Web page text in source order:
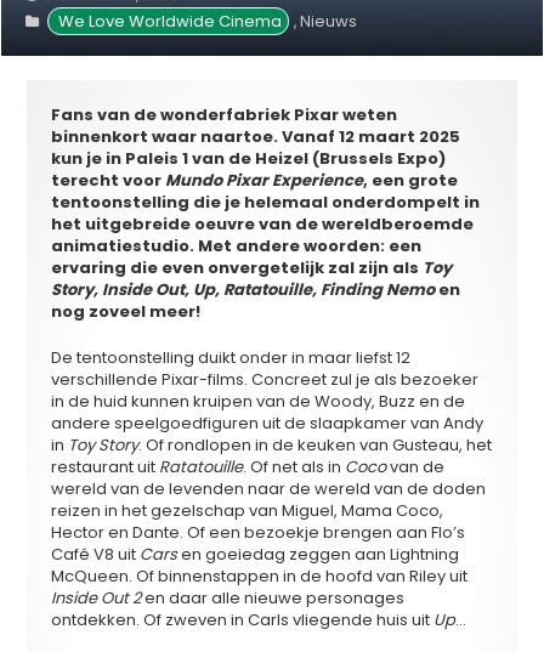
We Love Worldwide Cinema ,Nieuws
Fans van de wonderfabriek Pixar weten
binnenkort waar naartoe. Vanaf 12 maart 2025
kun je in Paleis 1 van de Heizel (Brussels Expo)
terecht voor Mundo Pixar Experience, een grote
tentoonstelling die je helemaal onderdompelt in
het uitgebreide oeuvre van de wereldberoemde
animatiestudio. Met andere woorden: een
ervaring die even onvergetelijk zal zijn als Toy
Story, Inside Out, Up, Ratatouille, FindingNemoen
nog zoveel meer!
De tentoonstelling duikt onder in maar liefst 12
verschillende Pixar-films. Concreet zul je als bezoeker
in de huid kunnen kruipen van de Woody, Buzz en de
andere speelgoedfiguren uit de slaapkamer van Andy
in Toy Story. Of rondlopen in de keuken van Gusteau, het
restaurant uit Ratatouille. Of net als in Cocovan de
wereld van de levenden naar de wereld van de doden
reizen in het gezelschap van Miguel, Mama Coco,
Hector en Dante. Of een bezoekje brengen aan Flo’s
Café V8 uit Carsen goeiedag zeggen aan Lightning
McQueen. Of binnenstappen in de hoofd van Riley uit
Inside Out 2en daar alle nieuwe personages
ontdekken. Of zweven in Carls vliegende huis uit Up…